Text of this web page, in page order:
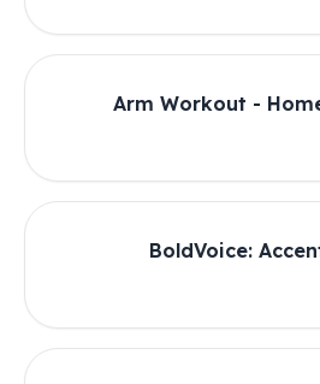
Arm Workout -
BoldVoice: